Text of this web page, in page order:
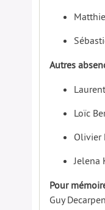
Autres
Loïc
Olivier
Jelena
Pour
Guy